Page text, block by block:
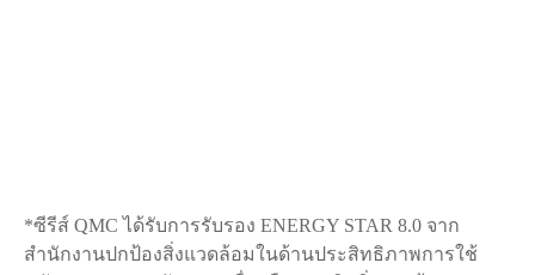
*ซีรีส์ QMC ได้รับการรับรอง ENERGY STAR 8.0 จาก
สำนักงานปกป้องสิ่งแวดล้อมในด้านประสิทธิภาพการใช้